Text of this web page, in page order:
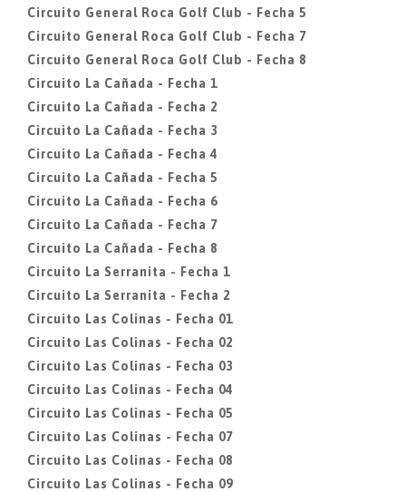
Circuito General Roca Golf Club - Fecha 5
Circuito General Roca Golf Club - Fecha 7
Circuito General Roca Golf Club - Fecha 8
Circuito La Cañada - Fecha 1
Circuito La Cañada - Fecha 2
Circuito La Cañada - Fecha 3
Circuito La Cañada - Fecha 4
Circuito La Cañada - Fecha 5
Circuito La Cañada - Fecha 6
Circuito La Cañada - Fecha 7
Circuito La Cañada - Fecha 8
Circuito La Serranita - Fecha 1
Circuito La Serranita - Fecha 2
Circuito Las Colinas - Fecha 01
Circuito Las Colinas - Fecha 02
Circuito Las Colinas - Fecha 03
Circuito Las Colinas - Fecha 04
Circuito Las Colinas - Fecha 05
Circuito Las Colinas - Fecha 07
Circuito Las Colinas - Fecha 08
Circuito Las Colinas - Fecha 09